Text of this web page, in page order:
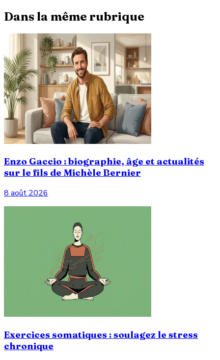
Dans la même rubrique
Enzo Gaccio : biographie, âge et actualités
sur le fils de Michèle Bernier
8 août 2026
Exercices somatiques : soulagez le stress
chronique